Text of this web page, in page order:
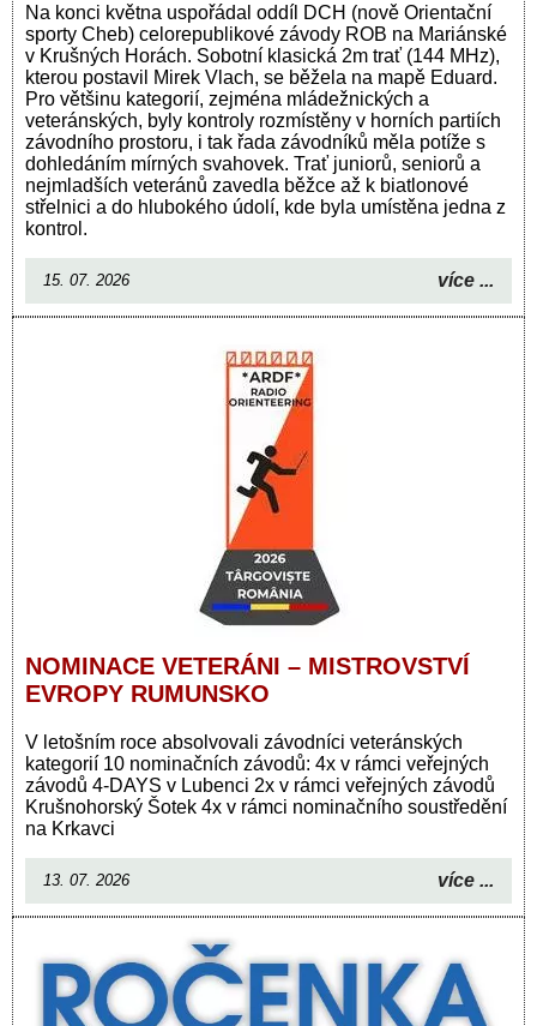
Na konci května uspořádal oddíl DCH (nově Orientační
sporty Cheb) celorepublikové závody ROB na Mariánské
v Krušných Horách. Sobotní klasická 2m trať (144 MHz),
kterou postavil Mirek Vlach, se běžela na mapě Eduard.
Pro většinu kategorií, zejména mládežnických a
veteránských, byly kontroly rozmístěny v horních partiích
závodního prostoru, i tak řada závodníků měla potíže s
dohledáním mírných svahovek. Trať juniorů, seniorů a
nejmladších veteránů zavedla běžce až k biatlonové
střelnici a do hlubokého údolí, kde byla umístěna jedna z
kontrol.
15. 07. 2026 více ...
NOMINACE VETERÁNI – MISTROVSTVÍ
EVROPY RUMUNSKO
V letošním roce absolvovali závodníci veteránských
kategorií 10 nominačních závodů: 4x v rámci veřejných
závodů 4-DAYS v Lubenci 2x v rámci veřejných závodů
Krušnohorský Šotek 4x v rámci nominačního soustředění
na Krkavci
13. 07. 2026 více ...